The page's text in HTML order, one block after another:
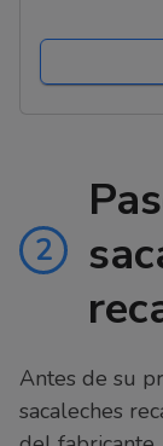
2
Antes de su
sacaleches